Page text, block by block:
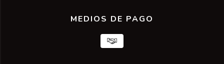
MEDIOS DE PAGO